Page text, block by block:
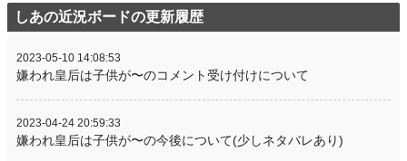
しあの近況ボードの更新履歴
2023-05-10 14:08:53
嫌われ皇后は子供が〜のコメント受け付けについて
2023-04-24 20:59:33
嫌われ皇后は子供が〜の今後について(少しネタバレあり)